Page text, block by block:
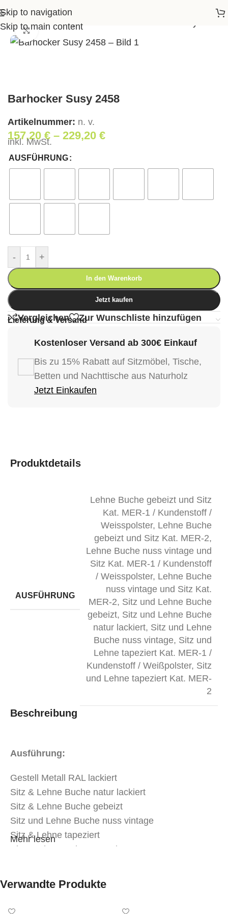
Skip to navigation
Skip to main content
Startseite>Shop>
Klick zum Vergrößern
Barhocker Susy 2458
Artikelnummer: n. v.
157,20€ – 229,20 €
inkl. MwSt.
AUSFÜHRUNG
- +
In den Warenkorb
Jetzt kaufen
Vergleichen Zur Wunschliste hinzufügen
Lieferung & Versand
Kostenloser Versand ab 300€ Einkauf
Bis zu 15% Rabatt auf Sitzmöbel, Tische,
Betten und Nachttische aus Naturholz
Jetzt Einkaufen
Produktdetails
AUSFÜHRUNG
Lehne Buche gebeizt und Sitz
Kat. MER-1 / Kundenstoff /
Weisspolster, Lehne Buche
gebeizt und Sitz Kat. MER-2,
Lehne Buche nuss vintage und
Sitz Kat. MER-1 / Kundenstoff
/ Weisspolster, Lehne Buche
nuss vintage und Sitz Kat.
MER-2, Sitz und Lehne Buche
gebeizt, Sitz und Lehne Buche
natur lackiert, Sitz und Lehne
Buche nuss vintage, Sitz und
Lehne tapeziert Kat. MER-1 /
Kundenstoff / Weißpolster, Sitz
und Lehne tapeziert Kat. MER-
2
Beschreibung
Ausführung:
Gestell Metall RAL lackiert
Sitz & Lehne Buche natur lackiert
Sitz & Lehne Buche gebeizt
Sitz und Lehne Buche nuss vintage
Sitz & Lehne tapeziert
Sitz Buche & Lehne tapeziert
Stoff oder Kunstleder in Objektqualität in der Kat.
Mehr lesen
Verwandte Produkte